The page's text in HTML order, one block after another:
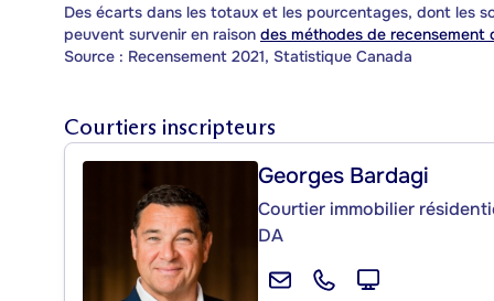
Des écarts dans les totaux et les pourcentages, dont les
peuvent survenir en raison des méthodes de recensement
Source : Recensement 2021, Statistique Canada
Courtiers inscripteurs
Georges Bardagi
Courtier immobilier
DA